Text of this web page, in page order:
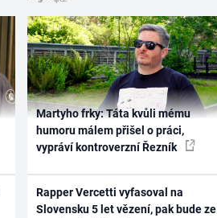
Martyho frky: Táta kvůli mému
humoru málem přišel o práci,
vypráví kontroverzní Řezník
Rapper Vercetti vyfasoval na
Slovensku 5 let vězení, pak bude ze